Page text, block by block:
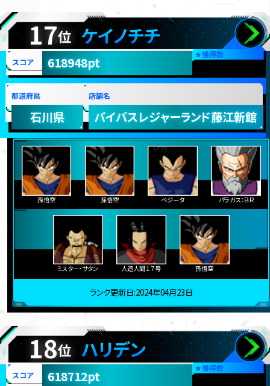
17位 ケイノチチ
★獲得数
スコア 618948pt
都道府県
石川県
店舗名
バイパスレジャーランド藤江新館
孫悟空 孫悟空 ベジータ パラガス：ＢＲ
ミスター・サタン 人造人間１７号 孫悟空
ランク更新日:2024年04月23日
18位 ハリデン
★獲得数
スコア 618712pt